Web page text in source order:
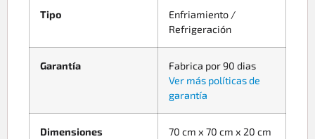
Tipo
Enfriamiento /
Refrigeración
Garantía
Fabrica por 90 dias
Ver más políticas de
garantía
Dimensiones 70 cm x 70 cm x 20 cm